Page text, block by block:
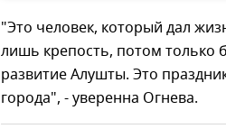
"Это человек, который дал
лишь крепость, потом только
развитие Алушты. Это
города", - уверенна Огнева.